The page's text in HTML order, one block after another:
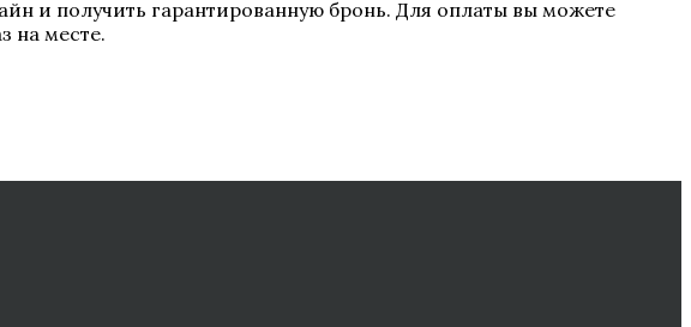
и получить гарантированную бронь. Для оплаты вы можете
на месте.